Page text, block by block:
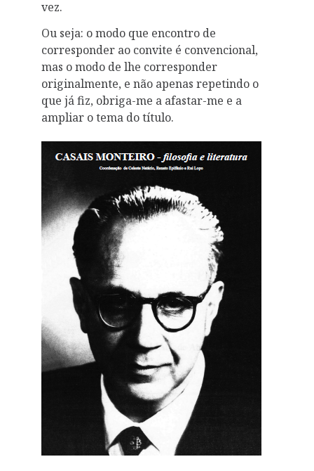
vez.
Ou seja: o modo que encontro de
corresponder ao convite é convencional,
mas o modo de lhe corresponder
originalmente, e não apenas repetindo o
que já fiz, obriga-me a afastar-me e a
ampliar o tema do título.